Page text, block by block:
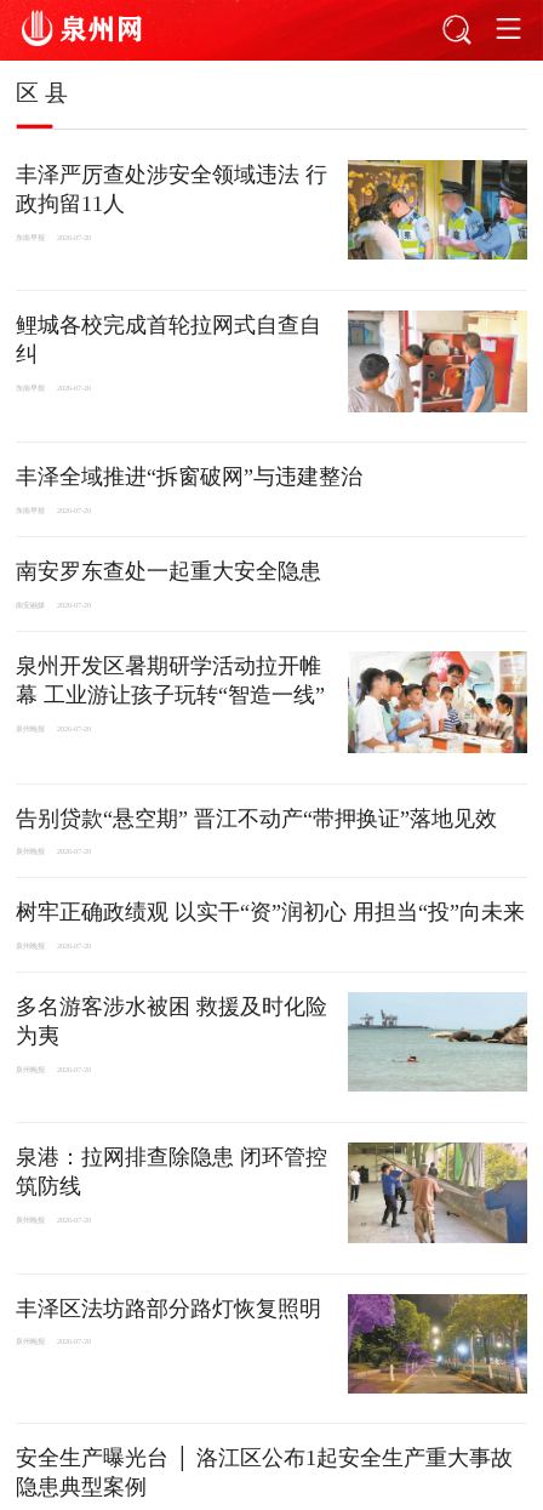
区 县
丰泽严厉查处涉安全领域违法 行
政拘留11人
东南早报 2026-07-20
鲤城各校完成首轮拉网式自查自
纠
东南早报 2026-07-20
丰泽全域推进“拆窗破网”与违建整治
东南早报 2026-07-20
南安罗东查处一起重大安全隐患
南安融媒 2026-07-20
泉州开发区暑期研学活动拉开帷
幕 工业游让孩子玩转“智造一线”
泉州晚报 2026-07-20
告别贷款“悬空期” 晋江不动产“带押换证”落地见效
泉州晚报 2026-07-20
树牢正确政绩观 以实干“资”润初心 用担当“投”向未来
泉州晚报 2026-07-20
多名游客涉水被困 救援及时化险
为夷
泉州晚报 2026-07-20
泉港：拉网排查除隐患 闭环管控
筑防线
泉州晚报 2026-07-20
丰泽区法坊路部分路灯恢复照明
泉州晚报 2026-07-20
安全生产曝光台 │ 洛江区公布1起安全生产重大事故
隐患典型案例